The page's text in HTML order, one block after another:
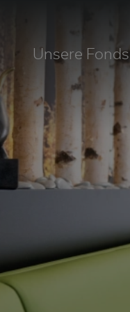
Unsere Fonds